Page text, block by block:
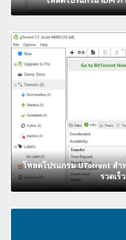
โหลดโปรแกรม UTorrent สำ
รวดเร็ว